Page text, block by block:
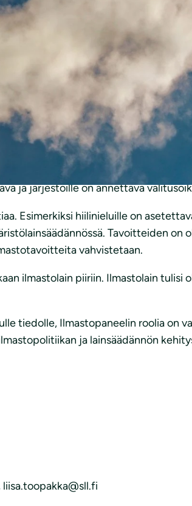
mutta riittämätön.
ja tavoitteiden on oltava 1,5
vähintään 60 prosenttia vuoteen
vuonna 2035 ja
ja 2050. Vuonna 2050 Suomen
Liisa Toopakka.
Tämä tarkoittaa ainakin
ja järjestöille on annettava
Esimerkiksi hiilinieluille on
Tavoitteiden on
vahvistetaan.
ilmastolain piiriin. Ilmastolain
tiedolle, Ilmastopaneelin roolia on
ja lainsäädännön